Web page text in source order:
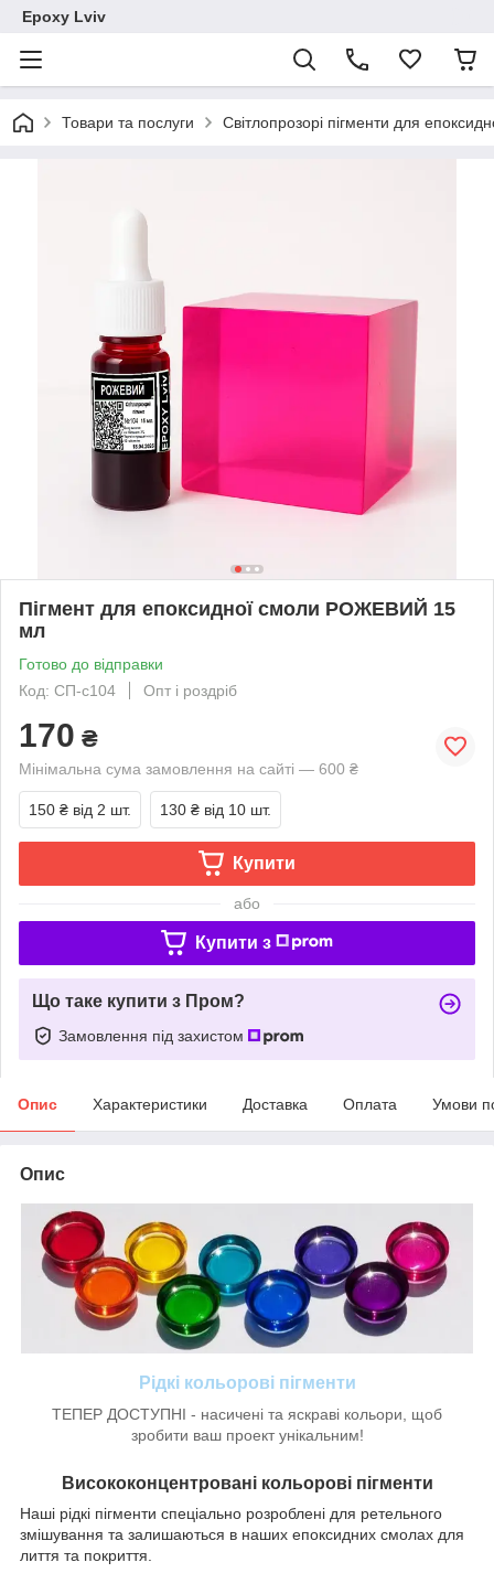
Epoxy Lviv
Товари та послуги Світлопрозорі пігменти для
Пігмент для епоксидної смоли РОЖЕВИЙ 15
мл
Готово до відправки
Код: СП-с104
Опт і роздріб
170 ₴
Мінімальна сума замовлення на сайті — 600 ₴
150 ₴ від 2 шт. 130 ₴ від 10 шт.
Купити
або
Купити з
Що таке купити з Пром?
Замовлення під захистом
Опис Характеристики Доставка Оплата Умови
Опис
Рідкі кольорові пігменти
ТЕПЕР ДОСТУПНІ - насичені та яскраві кольори, щоб
зробити ваш проект унікальним!
Висококонцентровані кольорові пігменти
Наші рідкі пігменти спеціально розроблені для ретельного
змішування та залишаються в наших епоксидних смолах для
лиття та покриття.